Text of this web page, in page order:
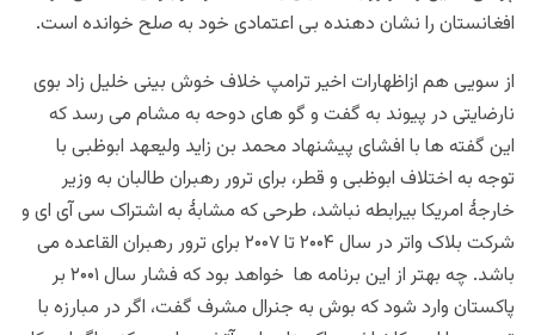
افغانستان را نشان دهنده بی اعتمادی خود به صلح خوانده است.
از سویی هم ازاظهارات اخیر ترامپ خلاف خوش بینی خلیل زاد بوی
نارضایتی در پیوند به گفت و گو های دوحه به مشام می رسد که
این گفته ها با افشای پیشنهاد محمد بن زاید ولیعهد ابوظبی با
توجه به اختلاف ابوظبی و قطر، برای ترور رهبران طالبان به وزیر
خارجۀ امریکا بیرابطه نباشد، طرحی که مشابۀ به اشتراک سی آی ای و
شرکت بلاک واتر در سال ۲۰۰۴ تا ۲۰۰۷ برای ترور رهبران القاعده می
باشد.
چه بهتر از این برنامه ها خواهد بود که فشار سال ۲۰۰۱ بر
پاکستان وارد شود که بوش به جنرال مشرف گفت، اگر در مبارزه با